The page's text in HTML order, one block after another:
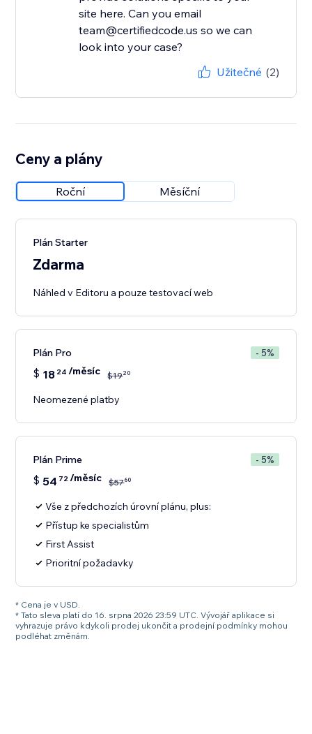
site here. Can you email
team@certifiedcode.us so we can
look into your case?
Užitečné (2)
Ceny a plány
Roční Měsíční
Plán Starter
Zdarma
Náhled v Editoru a pouze testovací web
Plán Pro - 5%
$ 18 24 /měsíc $1920
Neomezené platby
Plán Prime - 5%
$ 54 72/měsíc $5760
Vše z předchozích úrovní plánu, plus:
Přístup ke specialistům
First Assist
Prioritní požadavky
* Cena je v USD.
* Tato sleva platí do 16. srpna 2026 23:59 UTC. Vývojář aplikace si
vyhrazuje právo kdykoli prodej ukončit a prodejní podmínky mohou
podléhat změnám.